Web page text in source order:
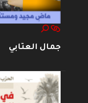
جمال العتابي